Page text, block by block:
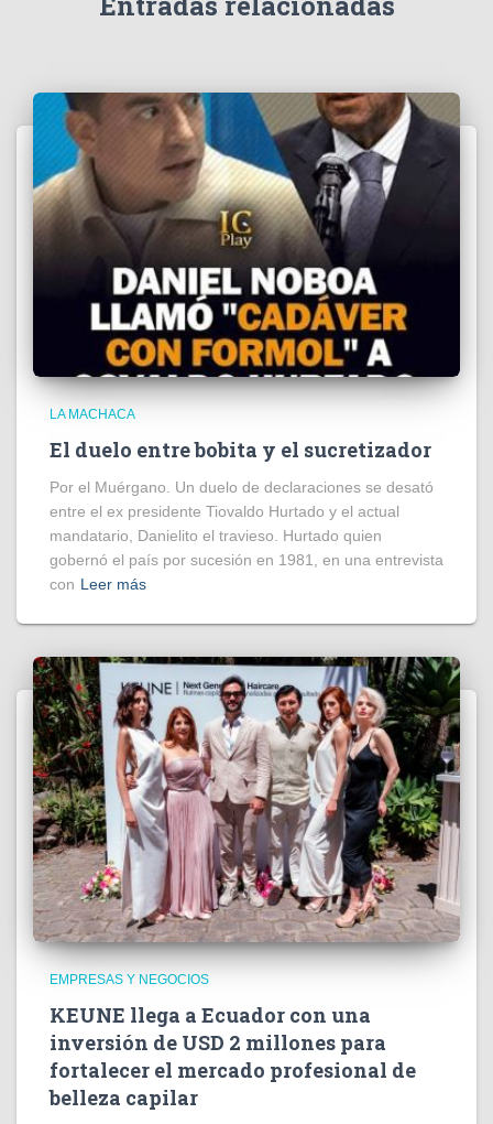
LA MACHACA
El duelo entre bobita y el sucretizador
Por el Muérgano. Un duelo de declaraciones se desató
entre el ex presidente Tiovaldo Hurtado y el actual
mandatario, Danielito el travieso. Hurtado quien
gobernó el país por sucesión en 1981, en una entrevista
con Leer más
EMPRESAS Y NEGOCIOS
KEUNE llega a Ecuador con una
inversión de USD 2 millones para
fortalecer el mercado profesional de
belleza capilar